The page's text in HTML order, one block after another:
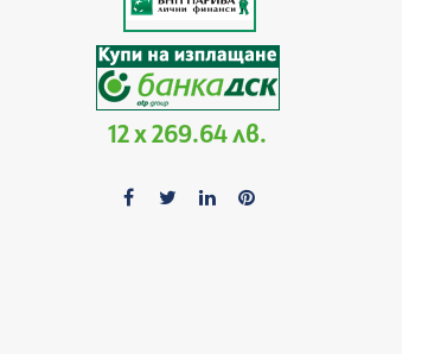
12 x 269.64 лв.